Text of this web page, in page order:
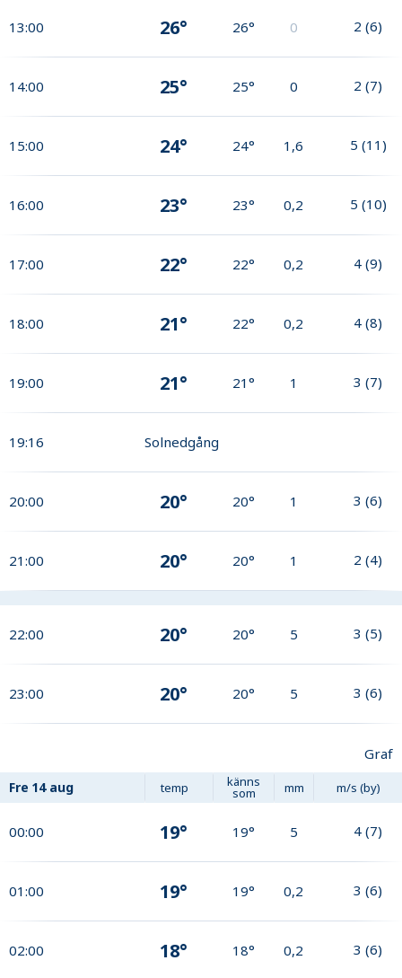
13:00 26° 26° 0 2 (6)
14:00 25° 25° 0 2 (7)
15:00 24° 24° 1,6 5 (11)
16:00 23° 23° 0,2 5 (10)
17:00 22° 22° 0,2 4 (9)
18:00 21° 22° 0,2 4 (8)
19:00 21° 21° 1 3 (7)
19:16 Solnedgång
20:00 20° 20° 1 3 (6)
21:00 20° 20° 1 2 (4)
22:00 20° 20° 5 3 (5)
23:00 20° 20° 5 3 (6)
Graf
Fre 14 aug temp känns
som mm m/s (by)
00:00 19° 19° 5 4 (7)
01:00 19° 19° 0,2 3 (6)
02:00 18° 18° 0,2 3 (6)